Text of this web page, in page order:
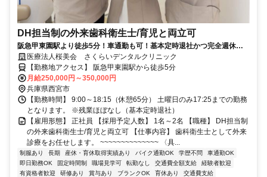
DH担当制の外来歯科衛生士/育児と両立可
阪急甲東園駅より徒歩5分！車通勤も可！基本定時退社かつ完全週休二
日制で勤務可能です！
医療法人桜美会 さくらいデンタルクリニック
【勤務地アクセス】 阪急甲東園駅から徒歩5分
月給250,000円～350,000円
兵庫県西宮市
【勤務時間】 9:00～18:15（休憩65分） 土曜日のみ17:25までの勤務
となります。 ※残業ほぼなし（基本定時退社）
【雇用形態】 正社員 【採用予定人数】 1名～2名 【職種】 DH担当制
の外来歯科衛生士/育児と両立可 【仕事内容】 歯科衛生士として外来
診療をお任せします。 ~~~~~~~~~~~~~~ 〈具...
制服あり 長期 産休・育休取得実績あり バイク通勤OK 学歴不問
車通勤OK
即日勤務OK
固定時間制 職場見学可 転勤なし 交通費全額支給
経験者歓迎
有資格者歓迎
研修あり 賞与あり ブランクOK 育休あり
交通費支給